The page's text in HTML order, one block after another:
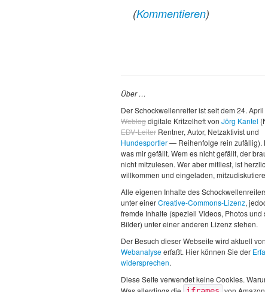
(Kommentieren)
Über …
Der Schockwellenreiter ist seit dem 24.
Weblogdigitale Kritzelheft von Jörg Kantel
EDV-Leiter Rentner, Autor, Netzaktivist und
Hundesportler— Reihenfolge rein zufällig).
was mir gefällt. Wem es nicht gefällt, der
nicht mitzulesen. Wer aber mitliest, ist
willkommen und eingeladen,
Alle eigenen Inhalte des
unter einerCreative-Commons-Lizenz,
fremde Inhalte (speziell Videos, Photos und
Bilder) unter einer anderen Lizenz stehen.
Der Besuch dieser Webseite wird aktuell
Webanalyseerfaßt. Hier können Sie der
widersprechen.
Diese Seite verwendet keine Cookies.